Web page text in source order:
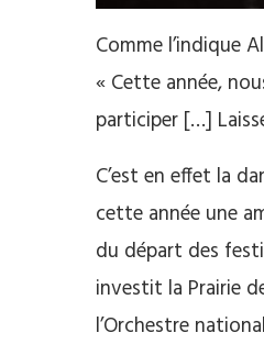
Comme l’indique
« Cette année,
participer […]
C’est en effet la
cette année une
du départ des
investit la Prairie
l’Orchestre